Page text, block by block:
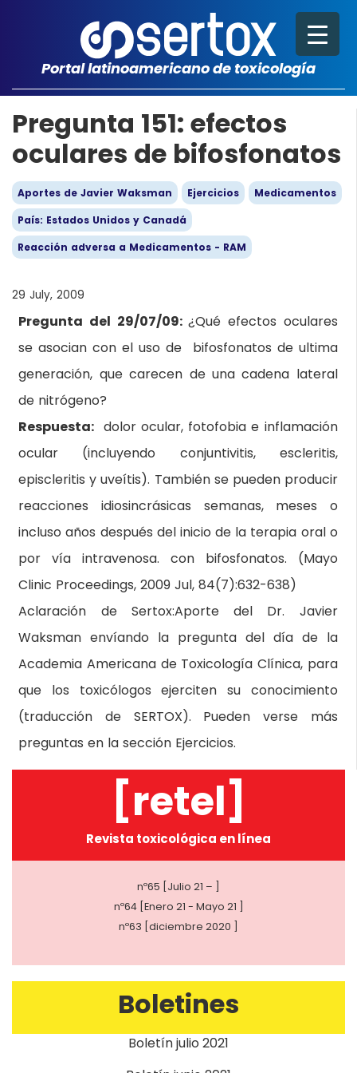
Portal latinoamericano de toxicología
Pregunta 151: efectos
oculares de bifosfonatos
Aportes de Javier Waksman Ejercicios
Medicamentos
País: Estados Unidos y Canadá
Reacción adversa a Medicamentos - RAM
29 July, 2009
Pregunta del 29/07/09:¿Qué efectos oculares
se asocian con el uso de bifosfonatos de ultima
generación, que carecen de una cadena lateral
de nitrógeno?
Respuesta: dolor ocular, fotofobia e inflamación
ocular (incluyendo conjuntivitis, escleritis,
episcleritis y uveítis). También se pueden producir
reacciones idiosincrásicas semanas, meses o
incluso años después del inicio de la terapia oral o
por vía intravenosa. con bifosfonatos. (Mayo
Clinic Proceedings, 2009 Jul, 84(7):632-638)
Aclaración de Sertox:Aporte del Dr. Javier
Waksman envíando la pregunta del día de la
Academia Americana de Toxicología Clínica, para
que los toxicólogos ejerciten su conocimiento
(traducción de SERTOX). Pueden verse más
preguntas en la sección Ejercicios.
[retel]
Revista toxicológica en línea
nº65 [Julio 21 – ]
nº64 [Enero 21 - Mayo 21 ]
nº63 [diciembre 2020 ]
Boletines
Boletín julio 2021